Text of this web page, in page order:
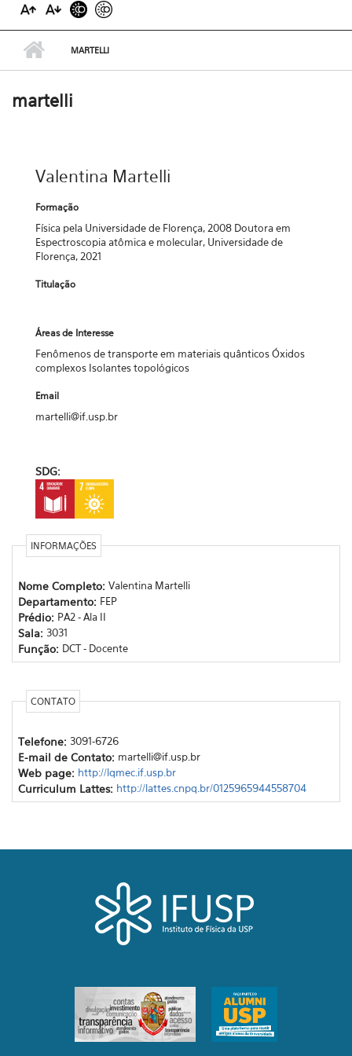
MARTELLI
martelli
Valentina Martelli
Formação
Física pela Universidade de Florença, 2008 Doutora em
Espectroscopia atômica e molecular, Universidade de
Florença, 2021
Titulação
Áreas de Interesse
Fenômenos de transporte em materiais quânticos Óxidos
complexos Isolantes topológicos
Email
martelli@if.usp.br
SDG:
INFORMAÇÕES
Nome Completo: Valentina Martelli
Departamento: FEP
Prédio: PA2 - Ala II
Sala: 3031
Função: DCT - Docente
CONTATO
Telefone: 3091-6726
E-mail de Contato: martelli@if.usp.br
Web page: http://lqmec.if.usp.br
Curriculum Lattes: http://lattes.cnpq.br/0125965944558704